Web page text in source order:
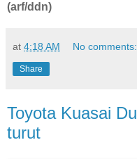
(arf/ddn)
at 4:18 AM No comments:
Share
Toyota Kuasai
turut